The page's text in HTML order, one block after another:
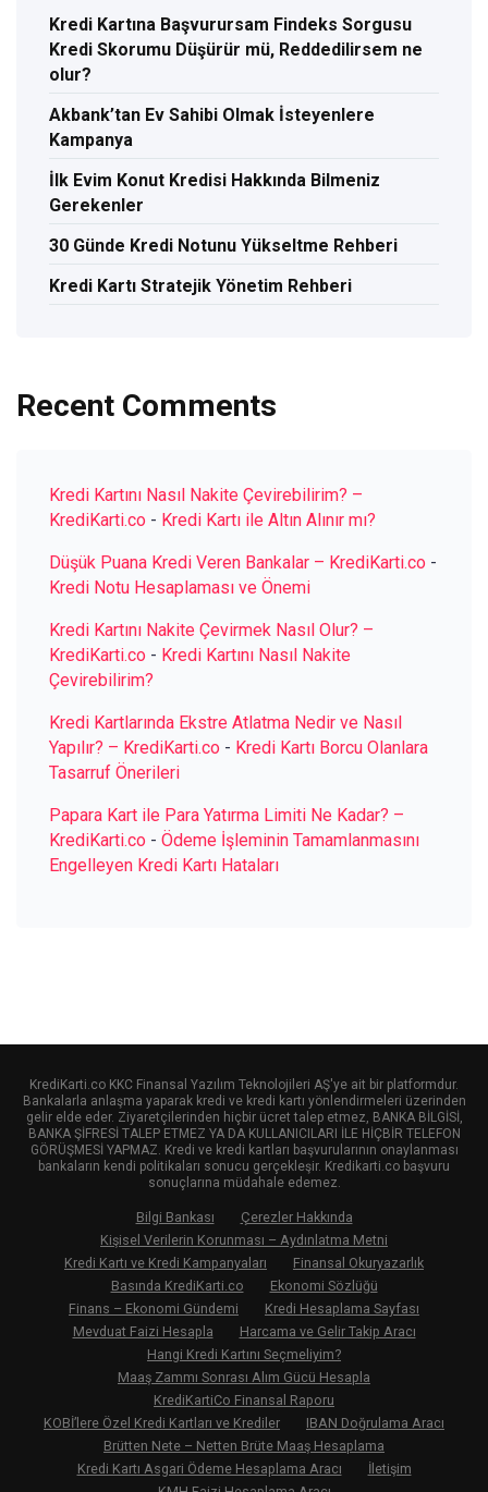
Kredi Kartına Başvurursam Findeks Sorgusu
Kredi Skorumu Düşürür mü, Reddedilirsem ne
olur?
Akbank’tan Ev Sahibi Olmak İsteyenlere
Kampanya
İlk Evim Konut Kredisi Hakkında Bilmeniz
Gerekenler
30 Günde Kredi Notunu Yükseltme Rehberi
Kredi Kartı Stratejik Yönetim Rehberi
Recent Comments
Kredi Kartını Nasıl Nakite Çevirebilirim? –
KrediKarti.co - Kredi Kartı ile Altın Alınır mı?
Düşük Puana Kredi Veren Bankalar – KrediKarti.co -
Kredi Notu Hesaplaması ve Önemi
Kredi Kartını Nakite Çevirmek Nasıl Olur? –
KrediKarti.co - Kredi Kartını Nasıl Nakite
Çevirebilirim?
Kredi Kartlarında Ekstre Atlatma Nedir ve Nasıl
Yapılır? – KrediKarti.co - Kredi Kartı Borcu Olanlara
Tasarruf Önerileri
Papara Kart ile Para Yatırma Limiti Ne Kadar? –
KrediKarti.co - Ödeme İşleminin Tamamlanmasını
Engelleyen Kredi Kartı Hataları
KrediKarti.co KKC Finansal Yazılım Teknolojileri AŞ'ye ait bir platformdur.
Bankalarla anlaşma yaparak kredi ve kredi kartı yönlendirmeleri üzerinden
gelir elde eder. Ziyaretçilerinden hiçbir ücret talep etmez, BANKA BİLGİSİ,
BANKA ŞİFRESİ TALEP ETMEZ YA DA KULLANICILARI İLE HİÇBİR TELEFON
GÖRÜŞMESİ YAPMAZ. Kredi ve kredi kartları başvurularının onaylanması
bankaların kendi politikaları sonucu gerçekleşir. Kredikarti.co başvuru
sonuçlarına müdahale edemez.
Bilgi Bankası
Çerezler Hakkında
Kişisel Verilerin Korunması – Aydınlatma Metni
Kredi Kartı ve Kredi Kampanyaları
Finansal Okuryazarlık
Basında KrediKarti.co
Ekonomi Sözlüğü
Finans – Ekonomi Gündemi
Kredi Hesaplama Sayfası
Mevduat Faizi Hesapla
Harcama ve Gelir Takip Aracı
Hangi Kredi Kartını Seçmeliyim?
Maaş Zammı Sonrası Alım Gücü Hesapla
KrediKartiCo Finansal Raporu
KOBİ’lere Özel Kredi Kartları ve Krediler
IBAN Doğrulama Aracı
Brütten Nete – Netten Brüte Maaş Hesaplama
Kredi Kartı Asgari Ödeme Hesaplama Aracı
İletişim